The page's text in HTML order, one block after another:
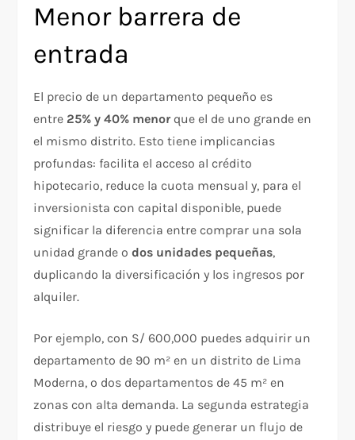
Menor barrera de
entrada
El precio de un departamento pequeño es
entre 25% y 40% menorque el de uno grande en
el mismo distrito. Esto tiene implicancias
profundas: facilita el acceso al crédito
hipotecario, reduce la cuota mensual y, para el
inversionista con capital disponible, puede
significar la diferencia entre comprar una sola
unidad grande odos unidades pequeñas,
duplicando la diversificación y los ingresos por
alquiler.
Por ejemplo, con S/ 600,000 puedes adquirir un
departamento de 90 m² en un distrito de Lima
Moderna, o dos departamentos de 45 m² en
zonas con alta demanda. La segunda estrategia
distribuye el riesgo y puede generar un flujo de